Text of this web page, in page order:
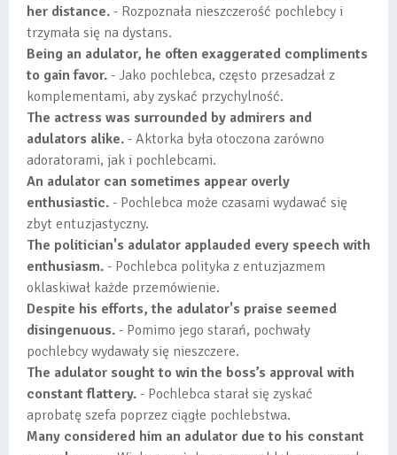
her distance. - Rozpoznała nieszczerość pochlebcy i
trzymała się na dystans.
Being an adulator, he often exaggerated compliments
to gain favor. - Jako pochlebca, często przesadzał z
komplementami, aby zyskać przychylność.
The actress was surrounded by admirers and
adulators alike. - Aktorka była otoczona zarówno
adoratorami, jak i pochlebcami.
An adulator can sometimes appear overly
enthusiastic. - Pochlebca może czasami wydawać się
zbyt entuzjastyczny.
The politician's adulator applauded every speech with
enthusiasm. - Pochlebca polityka z entuzjazmem
oklaskiwał każde przemówienie.
Despite his efforts, the adulator's praise seemed
disingenuous. - Pomimo jego starań, pochwały
pochlebcy wydawały się nieszczere.
The adulator sought to win the boss’s approval with
constant flattery. - Pochlebca starał się zyskać
aprobatę szefa poprzez ciągłe pochlebstwa.
Many considered him an adulator due to his constant